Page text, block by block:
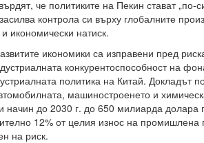
че политиките на Пекин стават „по-
контрола си върху глобалните
икономически натиск.
икономики са изправени пред
конкурентоспособност на
политика на Китай. Докладът
машиностроенето и
начин до 2030 г. до 650 милиарда
12% от целия износ на промишлена
на риск.